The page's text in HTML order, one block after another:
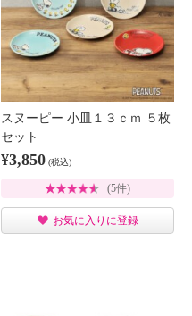
スヌーピー 小皿１３ｃｍ ５枚
セット
¥3,850 (税込)
(5件)
お気に入りに登録